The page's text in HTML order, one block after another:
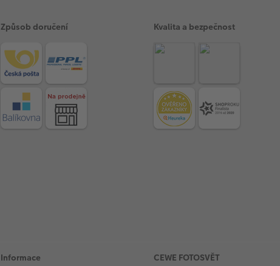
Způsob doručení Kvalita a bezpečnost
Informace CEWE FOTOSVĚT